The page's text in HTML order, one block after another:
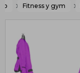
Fitness y gym